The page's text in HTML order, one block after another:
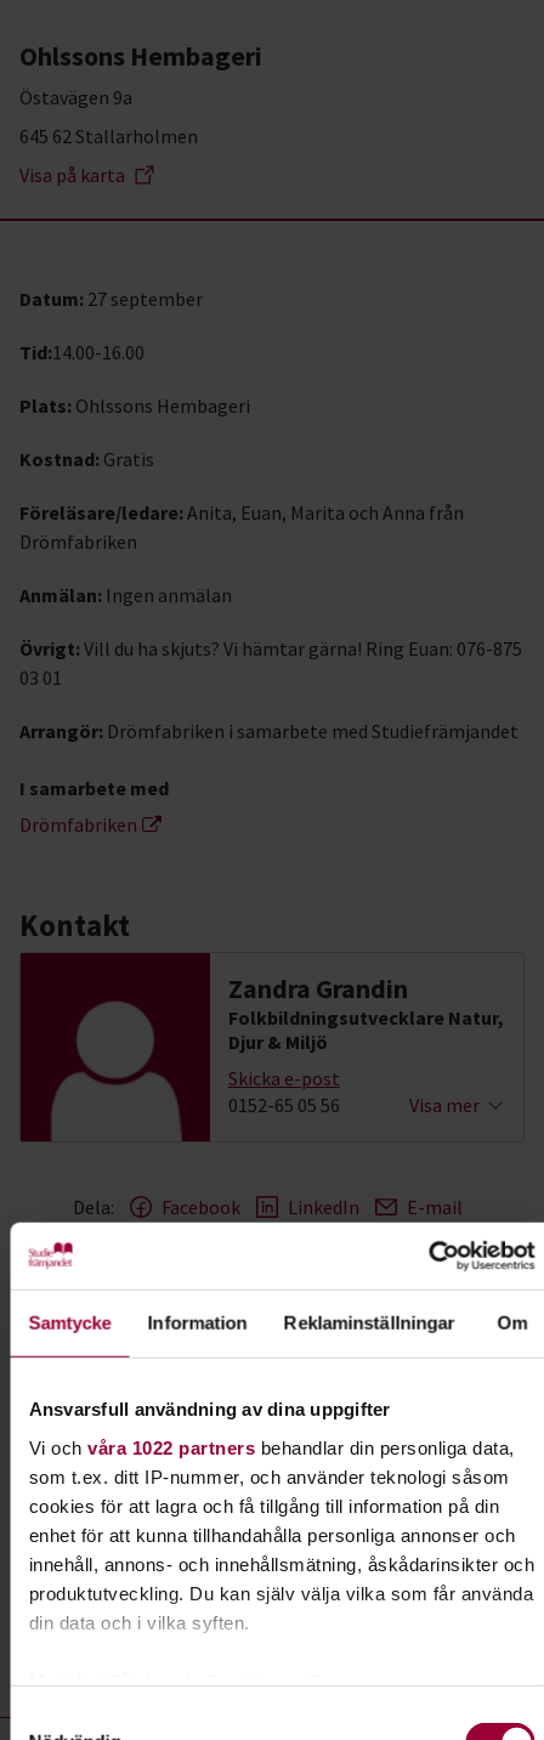
Samtycke Information Reklaminställningar Om
Ansvarsfull användning av dina uppgifter
Vi och våra 1022 partnersbehandlar din personliga data,
som t.ex. ditt IP-nummer, och använder teknologi såsom
cookies för att lagra och få tillgång till information på din
enhet för att kunna tillhandahålla personliga annonser och
innehåll, annons- och innehållsmätning, åskådarinsikter och
produktutveckling. Du kan själv välja vilka som får använda
din data och i vilka syften.
Samtyckesval
Ohlssons Hembageri
Östavägen 9a
645 62 Stallarholmen
Visa på karta
Datum: 27 september
Tid:14.00-16.00
Plats: Ohlssons Hembageri
Kostnad: Gratis
Föreläsare/ledare: Anita, Euan, Marita och Anna från
Drömfabriken
Anmälan: Ingen anmälan
Övrigt: Vill du ha skjuts? Vi hämtar gärna! Ring Euan: 076-875
03 01
Arrangör: Drömfabriken i samarbete med Studiefrämjandet
I samarbete med
Drömfabriken
Kontakt
Zandra Grandin
Folkbildningsutvecklare Natur,
Djur & Miljö
Skicka e-post
0152-65 05 56
Visa mer
Dela: Facebook LinkedIn E-mail
Samhälle & hållbar utveckling
Lär dig mer om samhällsfrågor och hållbar
med och hjälp andra människor.
Läs mer om ämnet
Liknande kurser inomSamhälle &
hållbar utveckling
Samhälle & hållbar utveckling- kurser, studiecirklar &